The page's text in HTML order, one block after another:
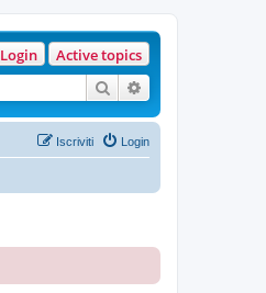
Active topics
Login
Cerca
Login
Iscriviti